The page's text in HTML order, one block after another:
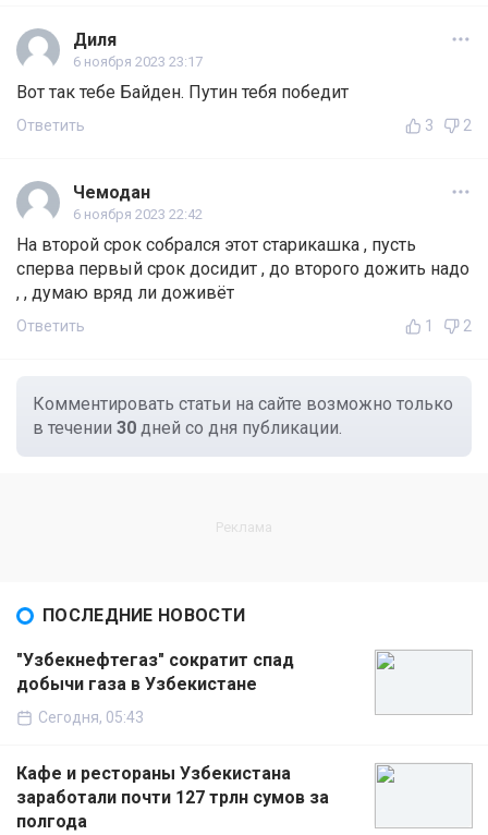
Диля
6 ноября 2023 23:17
Вот так тебе Байден. Путин тебя победит
Ответить 3 2
Чемодан
6 ноября 2023 22:42
На второй срок собрался этот старикашка , пусть
сперва первый срок досидит , до второго дожить надо
, , думаю вряд ли доживёт
Ответить 1 2
Комментировать статьи на сайте возможно только
в течении 30 дней со дня публикации.
ПОСЛЕДНИЕ НОВОСТИ
"Узбекнефтегаз" сократит спад
добычи газа в Узбекистане
Сегодня, 05:43
Кафе и рестораны Узбекистана
заработали почти 127 трлн сумов за
полгода